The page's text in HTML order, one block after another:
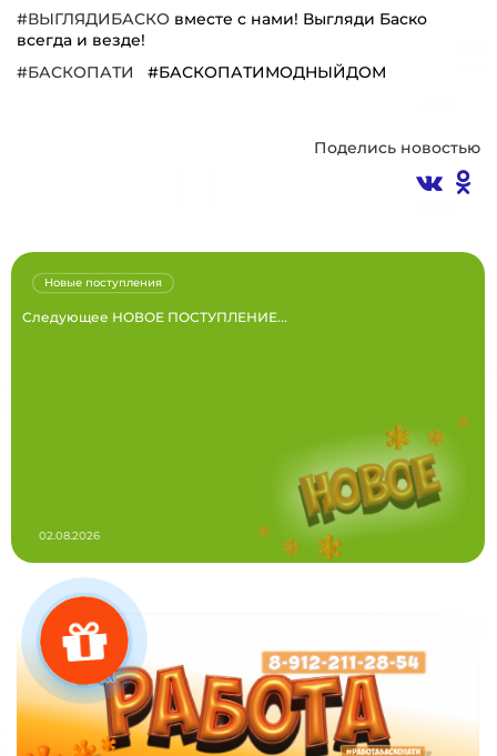
#ВЫГЛЯДИБАСКО вместе с нами! Выгляди Баско
всегда и везде!
#БАСКОПАТИ
#БАСКОПАТИМОДНЫЙДОМ
Поделись новостью
Следующее НОВОЕ ПОСТУПЛЕНИЕ...
Новые поступления
02.08.2026